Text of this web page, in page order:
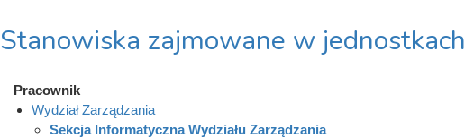
Stanowiska zajmowane w jednostkach
Pracownik
Wydział Zarządzania
Sekcja Informatyczna Wydziału Zarządzania